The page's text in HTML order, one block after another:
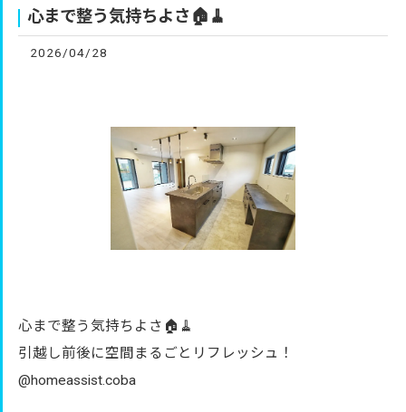
心まで整う気持ちよさ🏠🧹
2026/04/28
心まで整う気持ちよさ🏠🧹
引越し前後に空間まるごとリフレッシュ！
@homeassist.coba